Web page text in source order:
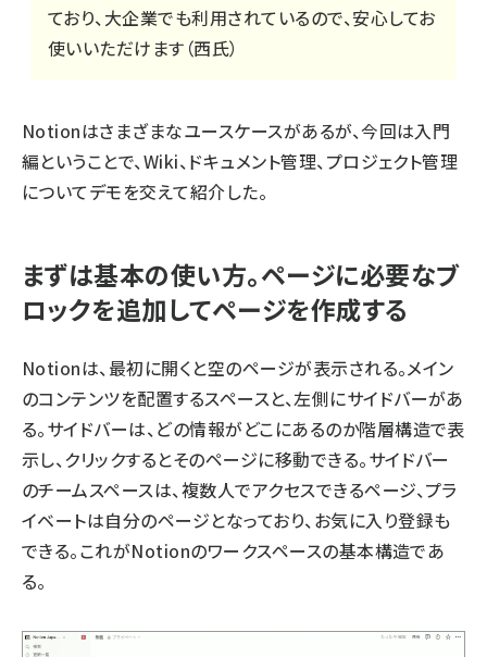
ており、大企業でも利用されているので、安心してお
使いいただけます（西氏）
Notionはさまざまなユースケースがあるが、今回は入門
編ということで、Wiki、ドキュメント管理、プロジェクト管理
についてデモを交えて紹介した。
まずは基本の使い方。ページに必要なブ
ロックを追加してページを作成する
Notionは、最初に開くと空のページが表示される。メイン
のコンテンツを配置するスペースと、左側にサイドバーがあ
る。サイドバーは、どの情報がどこにあるのか階層構造で表
示し、クリックするとそのページに移動できる。サイドバー
のチームスペースは、複数人でアクセスできるページ、プラ
イベートは自分のページとなっており、お気に入り登録も
できる。これがNotionのワークスペースの基本構造であ
る。